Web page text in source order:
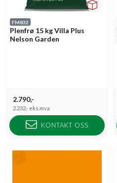
FM832
Plenfrø 15 kg Villa Plus
Nelson Garden
2.790,-
2.232,- eks.mva
KONTAKT OSS